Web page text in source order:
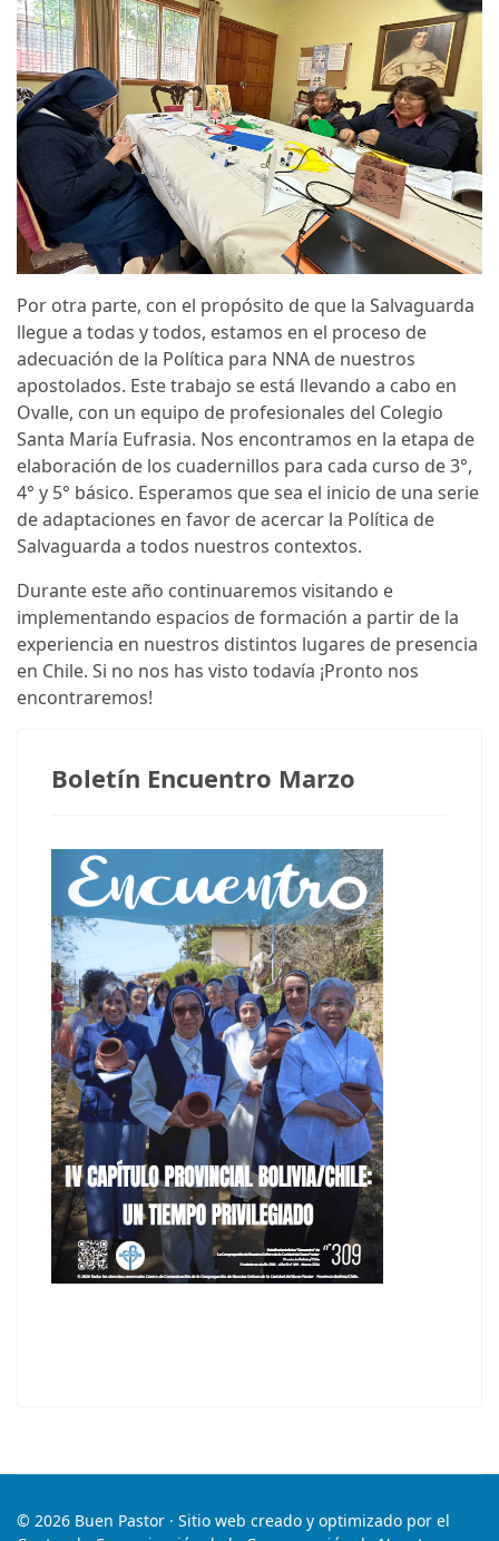
Por otra parte, con el propósito de que la Salvaguarda
llegue a todas y todos, estamos en el proceso de
adecuación de la Política para NNA de nuestros
apostolados. Este trabajo se está llevando a cabo en
Ovalle, con un equipo de profesionales del Colegio
Santa María Eufrasia. Nos encontramos en la etapa de
elaboración de los cuadernillos para cada curso de 3°,
4° y 5° básico. Esperamos que sea el inicio de una serie
de adaptaciones en favor de acercar la Política de
Salvaguarda a todos nuestros contextos.
Durante este año continuaremos visitando e
implementando espacios de formación a partir de la
experiencia en nuestros distintos lugares de presencia
en Chile. Si no nos has visto todavía ¡Pronto nos
encontraremos!
Boletín Encuentro Marzo
© 2026 Buen Pastor · Sitio web creado y optimizado por el